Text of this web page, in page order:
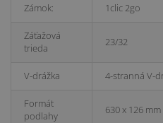
Zámok: 1clic 2go
Záťažová
trieda
23/32
V-drážka 4-stranná V-
Formát
podlahy
630 x 126 mm